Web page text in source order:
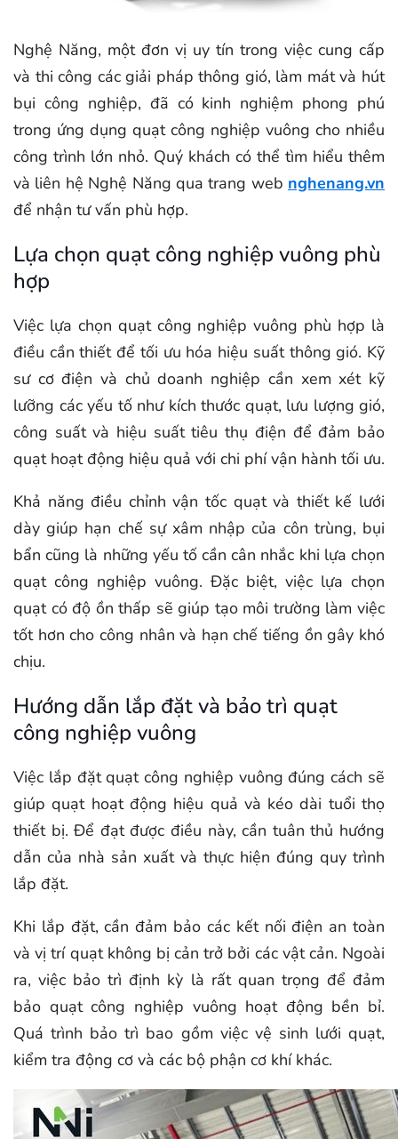
Nghệ Năng, một đơn vị uy tín trong việc cung cấp
và thi công các giải pháp thông gió, làm mát và hút
bụi công nghiệp, đã có kinh nghiệm phong phú
trong ứng dụng quạt công nghiệp vuông cho nhiều
công trình lớn nhỏ. Quý khách có thể tìm hiểu thêm
và liên hệ Nghệ Năng qua trang web nghenang.vn
để nhận tư vấn phù hợp.
Lựa chọn quạt công nghiệp vuông phù
hợp
Việc lựa chọn quạt công nghiệp vuông phù hợp là
điều cần thiết để tối ưu hóa hiệu suất thông gió. Kỹ
sư cơ điện và chủ doanh nghiệp cần xem xét kỹ
lưỡng các yếu tố như kích thước quạt, lưu lượng gió,
công suất và hiệu suất tiêu thụ điện để đảm bảo
quạt hoạt động hiệu quả với chi phí vận hành tối ưu.
Khả năng điều chỉnh vận tốc quạt và thiết kế lưới
dày giúp hạn chế sự xâm nhập của côn trùng, bụi
bẩn cũng là những yếu tố cần cân nhắc khi lựa chọn
quạt công nghiệp vuông. Đặc biệt, việc lựa chọn
quạt có độ ồn thấp sẽ giúp tạo môi trường làm việc
tốt hơn cho công nhân và hạn chế tiếng ồn gây khó
chịu.
Hướng dẫn lắp đặt và bảo trì quạt
công nghiệp vuông
Việc lắp đặt quạt công nghiệp vuông đúng cách sẽ
giúp quạt hoạt động hiệu quả và kéo dài tuổi thọ
thiết bị. Để đạt được điều này, cần tuân thủ hướng
dẫn của nhà sản xuất và thực hiện đúng quy trình
lắp đặt.
Khi lắp đặt, cần đảm bảo các kết nối điện an toàn
và vị trí quạt không bị cản trở bởi các vật cản. Ngoài
ra, việc bảo trì định kỳ là rất quan trọng để đảm
bảo quạt công nghiệp vuông hoạt động bền bỉ.
Quá trình bảo trì bao gồm việc vệ sinh lưới quạt,
kiểm tra động cơ và các bộ phận cơ khí khác.